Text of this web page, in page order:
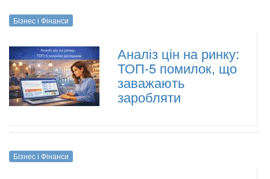
Фінанси
Бізнес і Фінанси
Аналіз цін на ринку:
ТОП-5 помилок, що
заважають
заробляти
Бізнес і Фінанси